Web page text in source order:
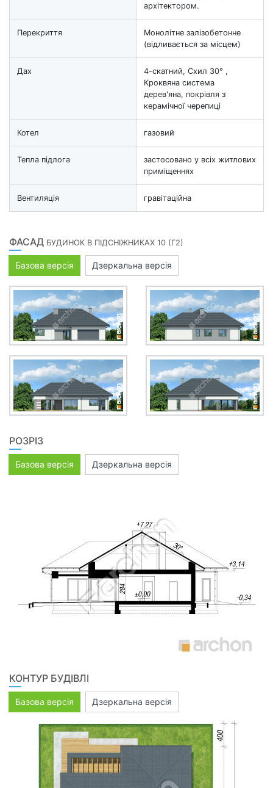
архітектором.
Перекриття
Монолітне залізобетонне
(відливається за місцем)
Дах
4-скатний, Схил 30° ,
Кроквяна система
дерев'яна, покрівля з
керамічної черепиці
Котел газовий
Тепла підлога
застосовано у всіх житлових
приміщеннях
Вентиляція гравітаційна
ФАСАД БУДИНОК В ПІДСНІЖНИКАХ 10 (Г2)
Базова версія Дзеркальна версія
РОЗРІЗ
Базова версія Дзеркальна версія
КОНТУР БУДІВЛІ
Базова версія Дзеркальна версія